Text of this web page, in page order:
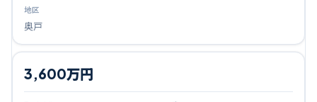
奥戸
3,600万円